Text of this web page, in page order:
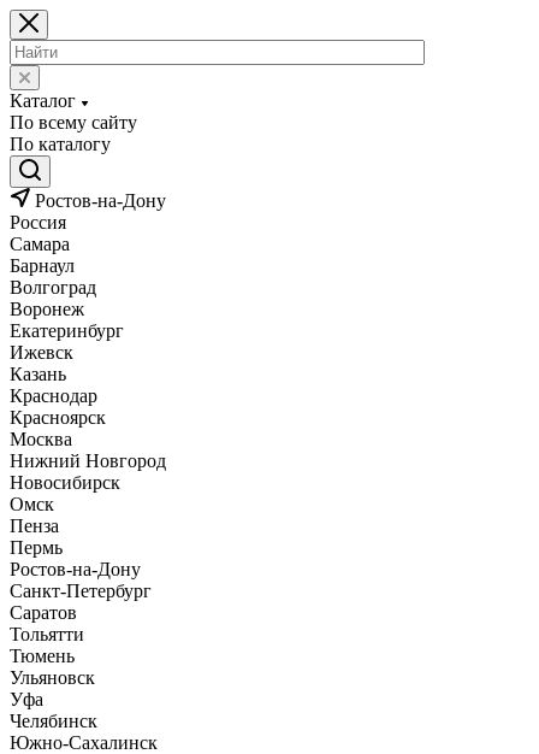
Каталог
По всему сайту
По каталогу
Ростов-на-Дону
Россия
Самара
Барнаул
Волгоград
Воронеж
Екатеринбург
Ижевск
Казань
Краснодар
Красноярск
Москва
Нижний Новгород
Новосибирск
Омск
Пенза
Пермь
Ростов-на-Дону
Санкт-Петербург
Саратов
Тольятти
Тюмень
Ульяновск
Уфа
Челябинск
Южно-Сахалинск